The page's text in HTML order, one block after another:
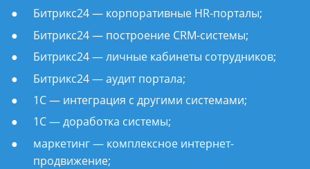
Битрикс24 — корпоративные HR-порталы;
Битрикс24 — построение CRM-системы;
Битрикс24 — личные кабинеты сотрудников;
Битрикс24 — аудит портала;
1С — интеграция с другими системами;
1С — доработка системы;
маркетинг — комплексное интернет-
продвижение;